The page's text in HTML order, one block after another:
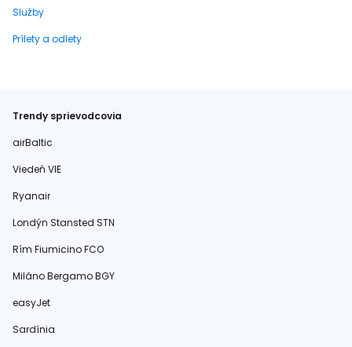
Služby
Prílety a odlety
Trendy sprievodcovia
airBaltic
Viedeň VIE
Ryanair
Londýn Stansted STN
Rím Fiumicino FCO
Miláno Bergamo BGY
easyJet
Sardínia